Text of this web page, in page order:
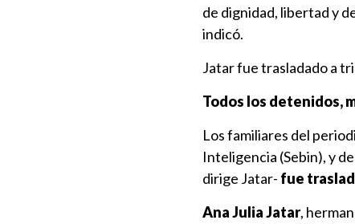
de dignidad, libertad y
indicó.
Jatar fue trasladado a
Todos los detenidos,
Los familiares del
Inteligencia (Sebin), y
dirige Jatar- fue
Ana Julia Jatar,